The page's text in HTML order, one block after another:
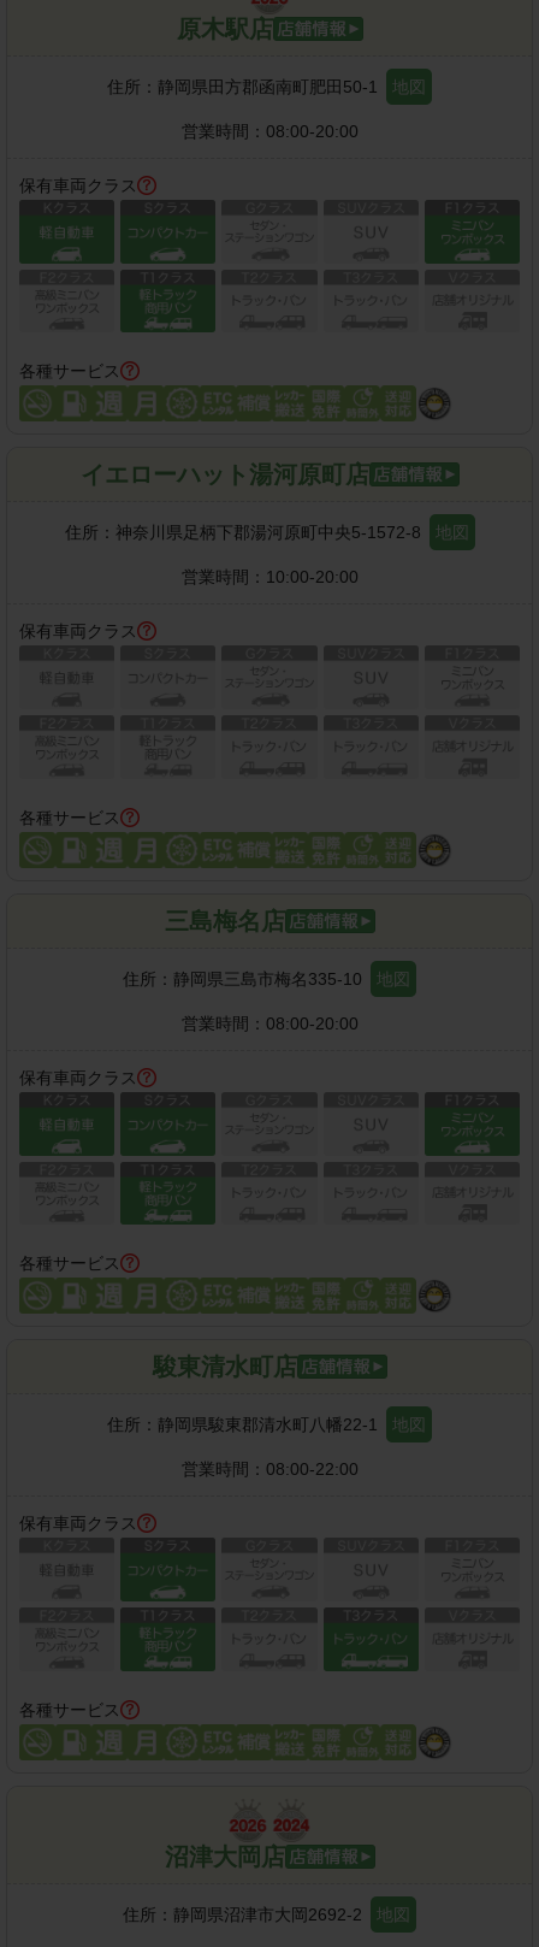
原木駅店
住所： 静岡県田方郡函南町肥田50-1 地図
営業時間： 08:00-20:00
保有車両クラス
各種サービス
イエローハット湯河原町店
住所： 神奈川県足柄下郡湯河原町中央5-1572-8 地図
営業時間： 10:00-20:00
保有車両クラス
各種サービス
三島梅名店
住所： 静岡県三島市梅名335-10 地図
営業時間： 08:00-20:00
保有車両クラス
各種サービス
駿東清水町店
住所： 静岡県駿東郡清水町八幡22-1 地図
営業時間： 08:00-22:00
保有車両クラス
各種サービス
沼津大岡店
住所： 静岡県沼津市大岡2692-2 地図